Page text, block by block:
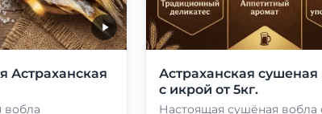
Астраханская
вобла
Астраханская сушеная
с икрой от 5кг.
Настоящая сушёная вобла